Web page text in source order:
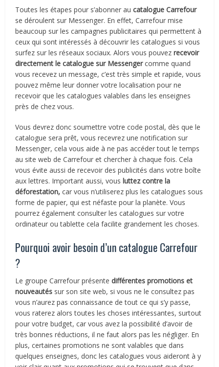
Toutes les étapes pour s’abonner aucatalogue Carrefour
se déroulent sur Messenger. En effet, Carrefour mise
beaucoup sur les campagnes publicitaires qui permettent à
ceux qui sont intéressés à découvrir les catalogues si vous
surfez sur les réseaux sociaux. Alors vous pouvezrecevoir
directement le catalogue sur Messengercomme quand
vous recevez un message, c’est très simple et rapide, vous
pouvez même leur donner votre localisation pour ne
recevoir que les catalogues valables dans les enseignes
près de chez vous.
Vous devrez donc soumettre votre code postal, dès que le
catalogue sera prêt, vous recevrez une notification sur
Messenger, cela vous aide à ne pas accéder tout le temps
au site web de Carrefour et chercher à chaque fois. Cela
vous évite aussi de recevoir des publicités dans votre boîte
aux lettres. Important aussi, vousluttez contre la
déforestation, car vous n’utiliserez plus les catalogues sous
forme de papier, qui est néfaste pour la planète. Vous
pourrez également consulter les catalogues sur votre
ordinateur ou tablette cela facilite grandement les choses.
Pourquoi avoir besoin d’un catalogue Carrefour
?
Le groupe Carrefour présentedifférentes promotions et
nouveautés sur son site web, si vous ne le consultez pas
vous n’aurez pas connaissance de tout ce qui s’y passe,
vous raterez alors toutes les choses intéressantes, surtout
pour votre budget, car vous avez la possibilité d’avoir de
très bonnes réductions, il ne faut alors pas les négliger. En
plus, certaines promotions ne sont valables que dans
quelques enseignes, donc les catalogues vous aideront à y